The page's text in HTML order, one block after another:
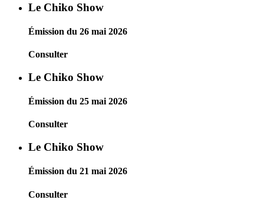
Le Chiko Show
Émission du 26 mai 2026
Consulter
Le Chiko Show
Émission du 25 mai 2026
Consulter
Le Chiko Show
Émission du 21 mai 2026
Consulter